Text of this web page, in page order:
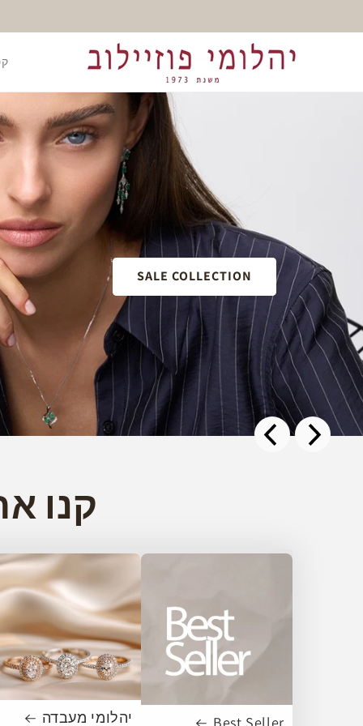
SALE COLLECTION
קנו
יהלומי מעבדה